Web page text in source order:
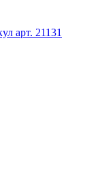
арт. 21131